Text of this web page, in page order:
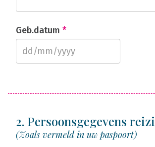
Geb.datum *
2. Persoonsgegevens
(Zoals vermeld in uw paspoort)